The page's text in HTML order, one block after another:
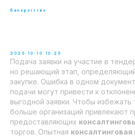
Банкротство
2025-10-10 10:20
Подача заявки на участие в
но решающий этап,
закупке. Ошибка в одном
подачи могут привести к
выгодной заявки. Чтобы избежать
больше организаций привлекают
предоставляющих
торгов. Опытная